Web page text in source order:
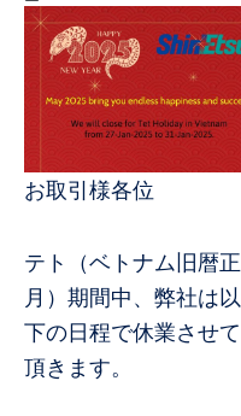
お取引様各位
テト（ベトナム旧暦正
月）期間中、弊社は以
下の日程で休業させて
頂きます。